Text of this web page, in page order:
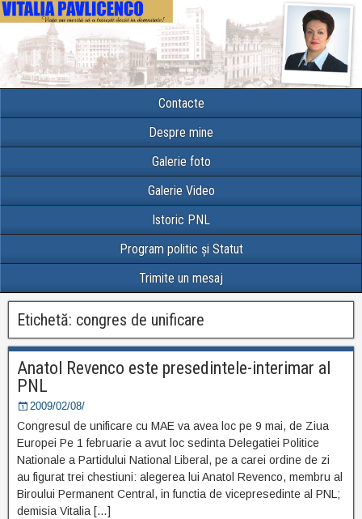
Contacte
Despre mine
Galerie foto
Galerie Video
Istoric PNL
Program politic și Statut
Trimite un mesaj
Etichetă: congres de unificare
Anatol Revenco este presedintele-interimar al
PNL
2009/02/08/
Congresul de unificare cu MAE va avea loc pe 9 mai, de Ziua
Europei Pe 1 februarie a avut loc sedinta Delegatiei Politice
Nationale a Partidului National Liberal, pe a carei ordine de zi
au figurat trei chestiuni: alegerea lui Anatol Revenco, membru al
Biroului Permanent Central, in functia de vicepresedinte al PNL;
demisia Vitalia […]